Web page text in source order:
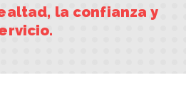
la confianza y